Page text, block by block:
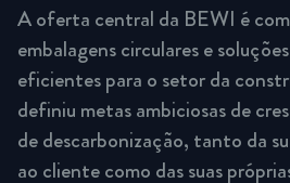
A oferta central da BEWI é
embalagens circulares e
eficientes para o setor da
definiu metas ambiciosas de
de descarbonização, tanto da
ao cliente como das suas